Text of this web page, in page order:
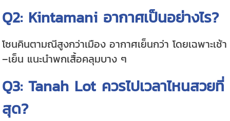
Q2: Kintamani อากาศเป็นอย่างไร?
โซนคินตามณีสูงกว่าเมือง อากาศเย็นกว่า โดยเฉพาะเช้า
–เย็น แนะนำพกเสื้อคลุมบาง ๆ
Q3: Tanah Lot ควรไปเวลาไหนสวยที่
สุด?